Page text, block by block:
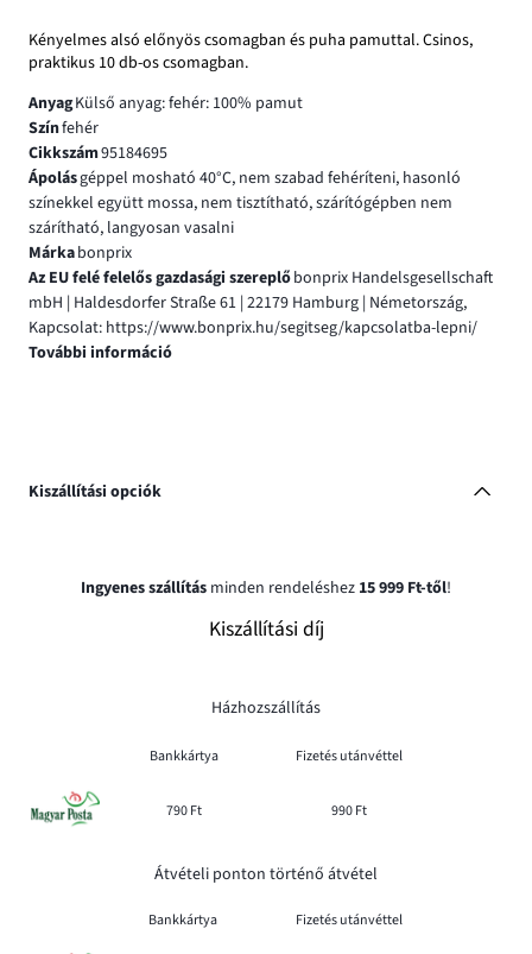
Kényelmes alsó előnyös csomagban és puha pamuttal. Csinos,
praktikus 10 db-os csomagban.
AnyagKülső anyag: fehér: 100% pamut
Színfehér
Cikkszám95184695
Ápolásgéppel mosható 40°C, nem szabad fehéríteni, hasonló
színekkel együtt mossa, nem tisztítható, szárítógépben nem
szárítható, langyosan vasalni
Márkabonprix
Az EU felé felelős gazdasági szereplőbonprix Handelsgesellschaft
mbH | Haldesdorfer Straße 61 | 22179 Hamburg | Németország,
Kapcsolat: https://www.bonprix.hu/segitseg/kapcsolatba-lepni/
További információ
Kiszállítási opciók
Ingyenes szállítás minden rendeléshez 15 999 Ft-től!
Kiszállítási díj
Házhozszállítás
Bankkártya Fizetés utánvéttel
790 Ft 990 Ft
Átvételi ponton történő átvétel
Bankkártya Fizetés utánvéttel